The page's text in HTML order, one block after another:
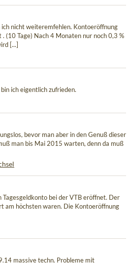
ich nicht weiteremfehlen. Kontoeröffnung
(10 Tage) Nach 4 Monaten nur noch 0,3 %
[...]
ich eigentlich zufrieden.
bevor man aber in den Genuß dieser
man bis Mai 2015 warten, denn da muß
Tagesgeldkonto bei der VTB eröffnet. Der
am höchsten waren. Die Kontoeröffnung
massive techn. Probleme mit